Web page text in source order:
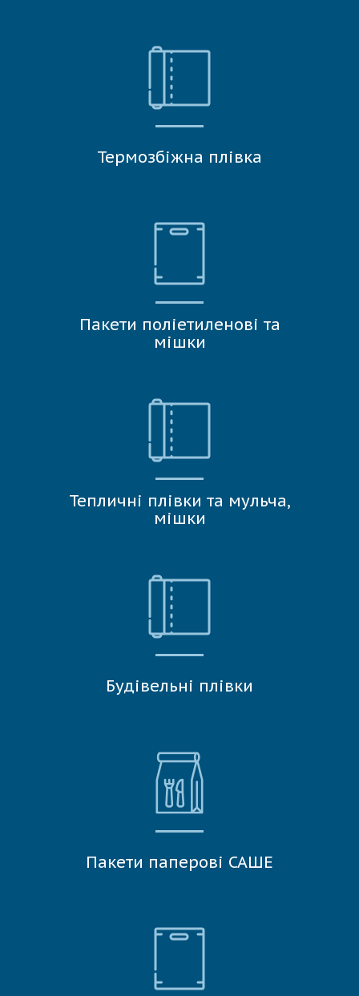
Термозбіжна плівка
Пакети поліетиленові та
мішки
Тепличні плівки та мульча,
мішки
Будівельні плівки
Пакети паперові САШЕ